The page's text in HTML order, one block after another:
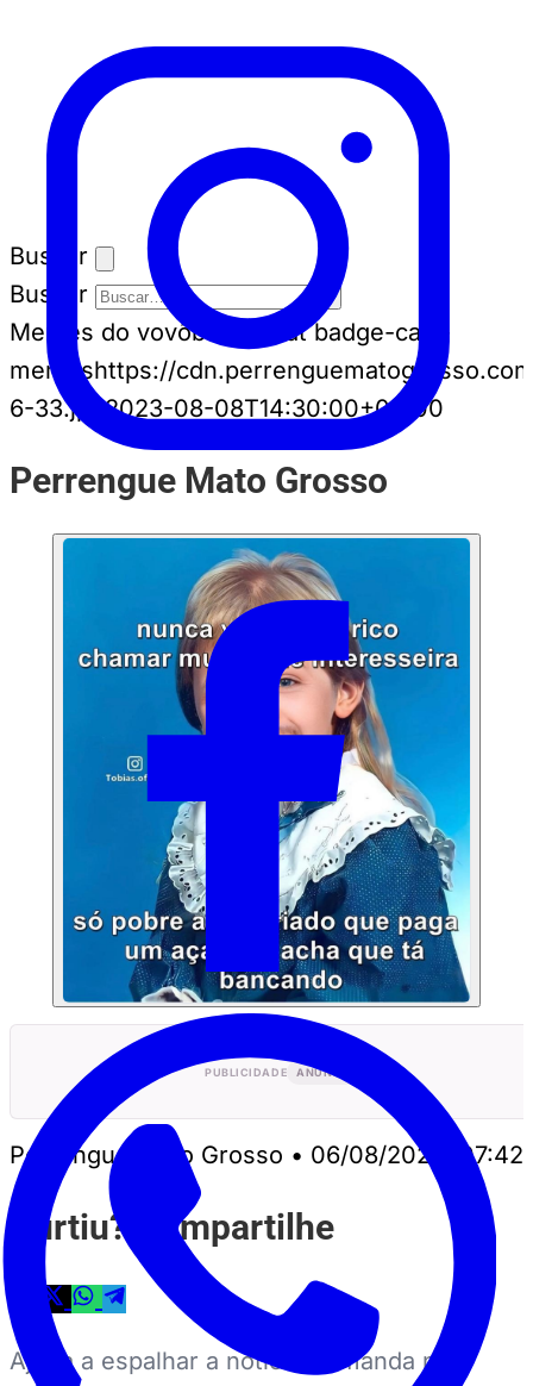
Buscar
Buscar
Memes do vovôbadge-cat badge-cat--
memeshttps://
6-33.jpg2023-08-08T14:30:00+00:00
Perrengue Mato Grosso
PUBLICIDADE ANUNCIE
Perrengue Mato Grosso • 06/08/2023, 07:42
Curtiu? Compartilhe
Ajuda a espalhar a notícia — manda no